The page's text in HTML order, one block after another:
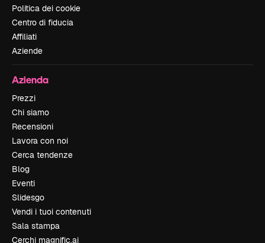
Politica dei cookie
Centro di fiducia
Affiliati
Aziende
Azienda
Prezzi
Chi siamo
Recensioni
Lavora con noi
Cerca tendenze
Blog
Eventi
Slidesgo
Vendi i tuoi contenuti
Sala stampa
Cerchi magnific.ai